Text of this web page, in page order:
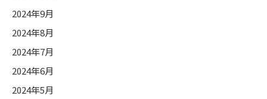
2024年9月
2024年8月
2024年7月
2024年6月
2024年5月